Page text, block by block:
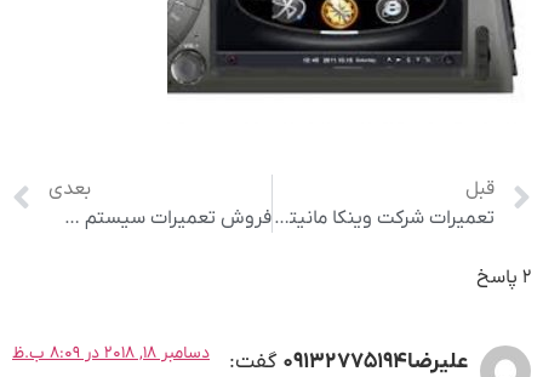
قبل
تعمیرات شرکت وینکا مانیتور ضبط وینکا
بعدی
فروش تعمیرات سیستم صوتی اتومبیل
2 پاسخ
علیرضا۰۹۱۳۲۷۷۵۱۹۴ گفت: دسامبر 18, 2018 در 8:09 ب.ظ